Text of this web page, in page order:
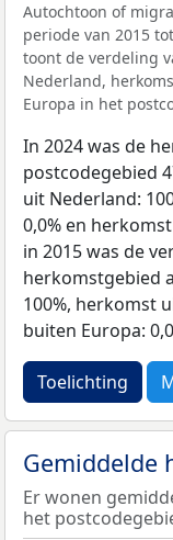
Autochtoon of
periode van 2015
toont de verdeling
Nederland,
Europa in het
In 2024 was de
postcodegebied
uit Nederland:
0,0% en
in 2015 was de
herkomstgebied
100%, herkomst
buiten Europa:
Toelichting
Gemiddelde
Er wonen
het